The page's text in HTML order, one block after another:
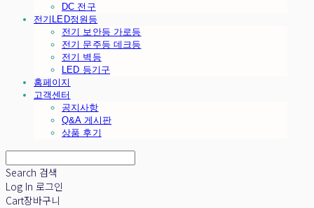
DC 전구
전기LED정원등
전기 보안등 가로등
전기 문주등 데크등
전기 벽등
LED 등기구
홈페이지
고객센터
공지사항
Q&A 게시판
상품 후기
Search 검색
Log In 로그인
Cart장바구니